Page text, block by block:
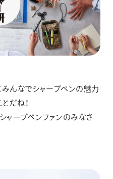
みんなでシャープペンの魅力
だね！
ャープペンファンのみなさ